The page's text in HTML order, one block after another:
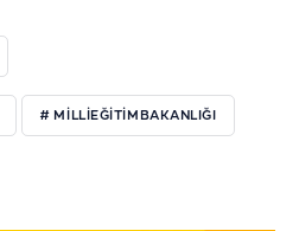
# MILLIEĞITIMBAKANLIĞI